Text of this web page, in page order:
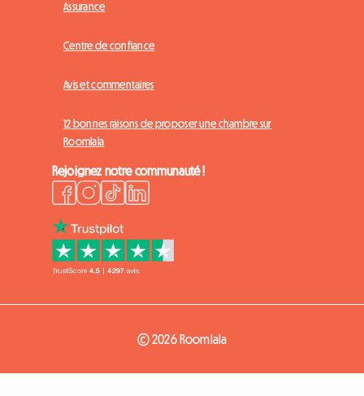
Assurance
Centre de confiance
Avis et commentaires
12 bonnes raisons de proposer une chambre sur
Roomlala
Rejoignez notre communauté !
© 2026 Roomlala